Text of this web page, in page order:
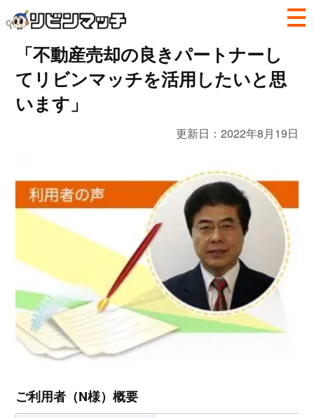
「不動産売却の良きパートナーし
てリビンマッチを活用したいと思
います」
更新日：2022年8月19日
ご利用者（N様）概要